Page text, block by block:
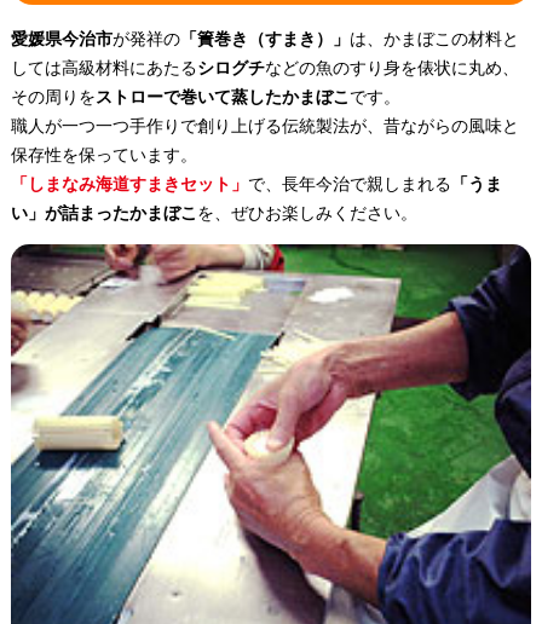
愛媛県今治市が発祥の「簀巻き（すまき）」 は、かまぼこの材料と
しては高級材料にあたるシログチなどの魚のすり身を俵状に丸め、
その周りを ストローで巻いて蒸したかまぼこ です。
職人が一つ一つ手作りで創り上げる伝統製法が、昔ながらの風味と
保存性を保っています。
「しまなみ海道すまきセット」 で、長年今治で親しまれる 「うま
い」が詰まったかまぼこ を、ぜひお楽しみください。